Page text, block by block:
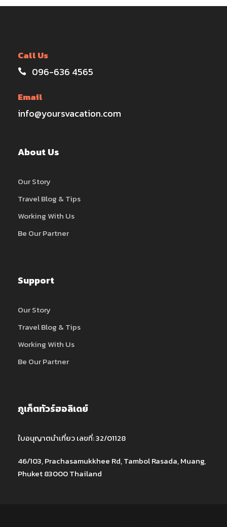
Call Us
096-636 4565
Email
info@yoursvacation.com
About Us
Our Story
Travel Blog & Tips
Working With Us
Be Our Partner
Support
Our Story
Travel Blog & Tips
Working With Us
Be Our Partner
ภูเก็ตทัวร์ฮอลิเดย์
ใบอนุญาตนำเที่ยว เลขที่: 32/01128
46/103, Prachasamukkhee Rd, Tambol Rasada, Muang,
Phuket 83000 Thailand